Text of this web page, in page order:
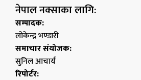
नेपाल नक्साका लागि:
सम्पादक:
लोकेन्द्र भण्डारी
समाचार संयोजक:
सुनिल आचार्य
रिपोर्टर: